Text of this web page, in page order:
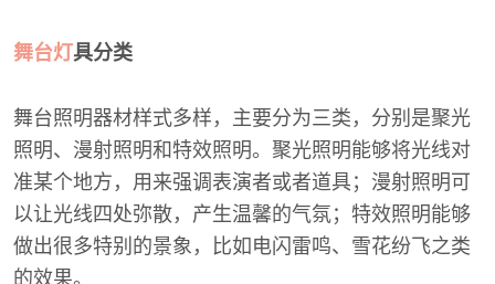
舞台灯具分类
舞台照明器材样式多样，主要分为三类，分别是聚光
照明、漫射照明和特效照明。聚光照明能够将光线对
准某个地方，用来强调表演者或者道具；漫射照明可
以让光线四处弥散，产生温馨的气氛；特效照明能够
做出很多特别的景象，比如电闪雷鸣、雪花纷飞之类
的效果。